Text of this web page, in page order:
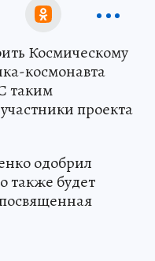
Космическому
космонавта
таким
проекта
одобрил
также будет